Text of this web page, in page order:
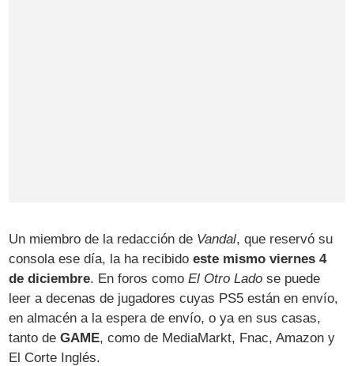
Un miembro de la redacción de Vandal, que reservó su
consola ese día, la ha recibidoeste mismo viernes 4
de diciembre. En foros comoEl Otro Lado se puede
leer a decenas de jugadores cuyas PS5 están en envío,
en almacén a la espera de envío, o ya en sus casas,
tanto deGAME, como de MediaMarkt, Fnac, Amazon y
El Corte Inglés.